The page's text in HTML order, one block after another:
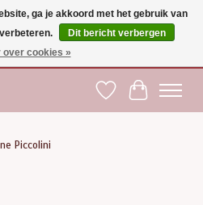
- vanaf €100 naar EU | Voor 17:00 besteld is
+32 (0)51 21 27 00 |
Verlanglijst
Piccolini
ga je akkoord met het gebruik van
Dit bericht verbergen
over cookies »